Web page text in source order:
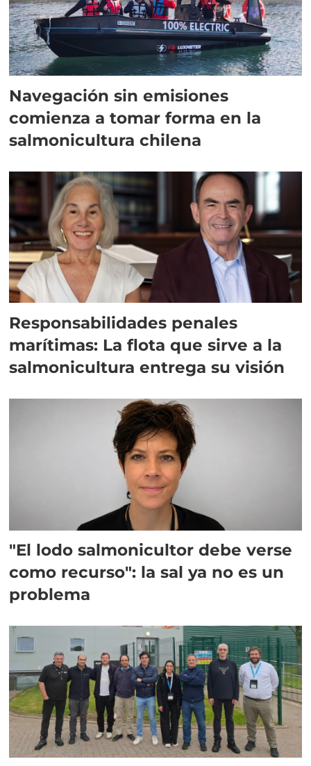
Navegación sin emisiones
comienza a tomar forma en la
salmonicultura chilena
Responsabilidades penales
marítimas: La flota que sirve a la
salmonicultura entrega su visión
"El lodo salmonicultor debe verse
como recurso": la sal ya no es un
problema